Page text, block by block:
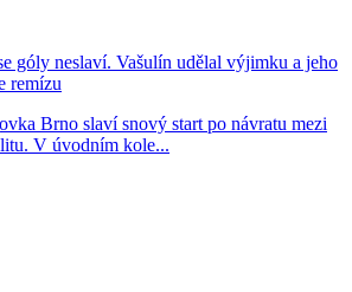
góly neslaví. Vašulín udělal výjimku a jeho
remízu
Brno slaví snový start po návratu mezi
V úvodním kole...